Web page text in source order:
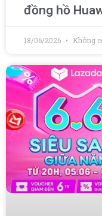
đồng hồ
18/06/2026 Không